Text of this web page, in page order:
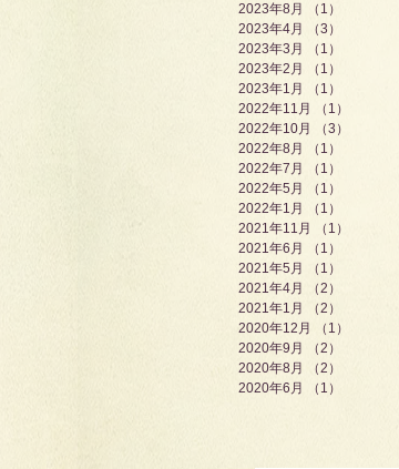
2023年8月
（1）
2023年4月
（3）
2023年3月
（1）
2023年2月
（1）
2023年1月
（1）
2022年11月
（1）
2022年10月
（3）
2022年8月
（1）
2022年7月
（1）
2022年5月
（1）
2022年1月
（1）
2021年11月
（1）
2021年6月
（1）
2021年5月
（1）
2021年4月
（2）
2021年1月
（2）
2020年12月
（1）
2020年9月
（2）
2020年8月
（2）
2020年6月
（1）